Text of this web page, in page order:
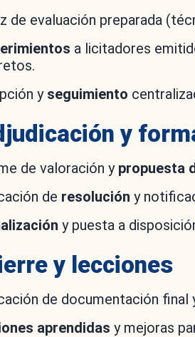
de evaluación preparada
a licitadores
y seguimiento
y
de valoración y propuesta
de resolución y
y puesta a
y lecciones
de documentación final
aprendidas y mejoras